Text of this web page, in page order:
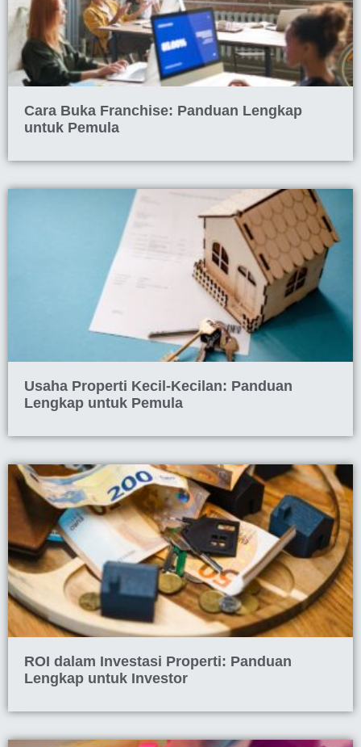
Cara Buka Franchise: Panduan Lengkap
untuk Pemula
Usaha Properti Kecil-Kecilan: Panduan
Lengkap untuk Pemula
ROI dalam Investasi Properti: Panduan
Lengkap untuk Investor